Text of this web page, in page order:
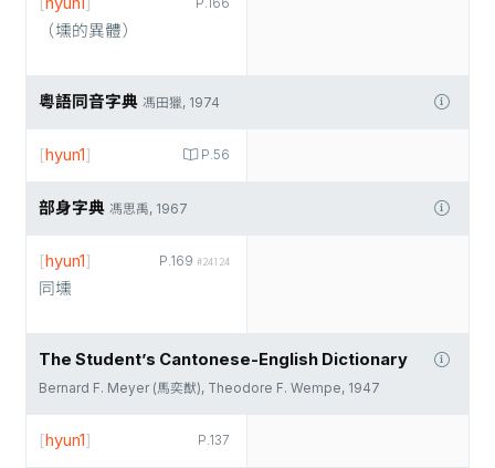
P.166
（壎的異體）
粵語同音字典 馮田獵, 1974
P.56
[hyun1]
部身字典 馮思禹, 1967
P.169 #24124
[hyun1]
同壎
The Student’s Cantonese-English Dictionary
Bernard F. Meyer (馬奕猷), Theodore F. Wempe, 1947
P.137
[hyun1]